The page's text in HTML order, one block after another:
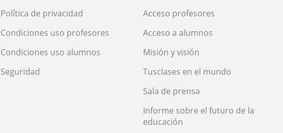
Política de privacidad
Condiciones uso profesores
Condiciones uso alumnos
Seguridad
Acceso profesores
Acceso a alumnos
Misión y visión
Tusclases en el mundo
Sala de prensa
Informe sobre el futuro de la
educación